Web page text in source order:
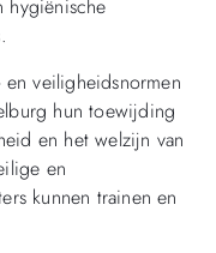
hygiënische
veiligheidsnormen
hun toewijding
en het welzijn van
en
kunnen trainen en